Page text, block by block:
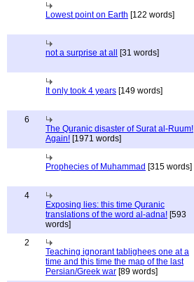
Lowest point on Earth [122 words]
not a surprise at all [31 words]
It only took 4 years [149 words]
6
The Quranic disaster of Surat al-Ruum!
Again! [1971 words]
Prophecies of Muhammad [315 words]
4
Exposing lies: this time Quranic
translations of the word al-adna! [593
words]
2
Teaching ignorant tablighees one at a
time and this time the map of the last
Persian/Greek war [89 words]